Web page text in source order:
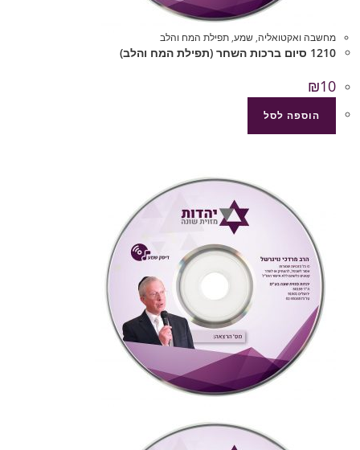
מחשבה ואקטואליה, שמע, תפילת המח והלב
1210 סיום ברכות השחר (תפילת המח והלב)
₪10
הוספה לסל